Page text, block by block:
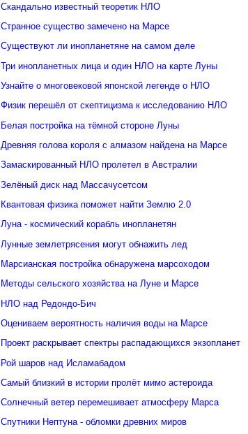
Скандально известный теоретик НЛО
Странное существо замечено на Марсе
Существуют ли инопланетяне на самом деле
Три инопланетных лица и один НЛО на карте Луны
Узнайте о многовековой японской легенде о НЛО
Физик перешёл от скептицизма к исследованию НЛО
Белая постройка на тёмной стороне Луны
Древняя голова короля с алмазом найдена на Марсе
Замаскированный НЛО пролетел в Австралии
Зелёный диск над Массачусетсом
Квантовая физика поможет найти Землю 2.0
Луна - космический корабль инопланетян
Лунные землетрясения могут обнажить лед
Марсианская постройка обнаружена марсоходом
Методы сельского хозяйства на Луне и Марсе
НЛО над Редондо-Бич
Оцениваем вероятность наличия воды на Марсе
Проект раскрывает спектры распадающихся экзопланет
Рой шаров над Исламабадом
Самый близкий в истории пролёт мимо астероида
Солнечный ветер перемешивает атмосферу Марса
Спутники Нептуна - обломки древних миров